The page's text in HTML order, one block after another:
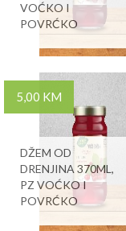
VOĆKO I
POVRĆKO
5,00 KM
DŽEM OD
DRENJINA 370ML,
PZ VOĆKO I
POVRĆKO